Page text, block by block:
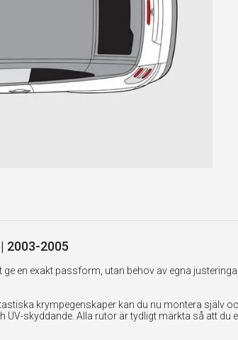
2003-2005
en exakt passform, utan behov av egna
krympegenskaper kan du nu montera själv
skyddande. Alla rutor är tydligt märkta så att du